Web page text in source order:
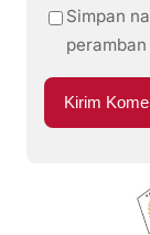
Simpan